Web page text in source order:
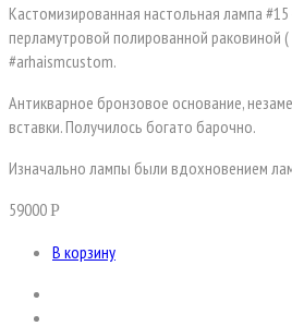
Кастомизированная настольная лампа
перламутровой полированной раковиной
#arhaismcustom.
Антикварное бронзовое основание,
вставки. Получилось богато барочно.
Изначально лампы были вдохновением
59000Р
В корзину